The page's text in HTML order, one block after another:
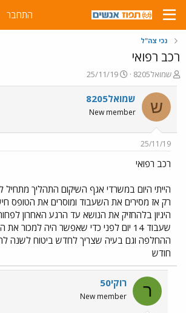
התחבר
נכי צה"ל
רכב רפואי
פ
ו
ת
ח
ה
ו
ש
א
שמואל8205
פ
ו
ר
ם
25/11/19
ש שמואל8205
New member
25/11/19
רכב רפואי
רק אז מסירים את השעבוד ומוסרים את הטופס
היגיון בלהחזיק את הנושא עד הרגע האחרון
שעבוד 14 יום לפני כדי שאפשר היה למכור
ההחלפה וגם בעיה שצריך לחדש ביטוח לשנה
חודש
ר רוקי50
New member